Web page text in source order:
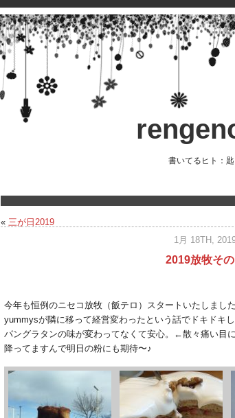
書いてるヒト：
« 三が日2019
1月 18TH,
2019放牧その
今年も恒例のニセコ放牧（飯テロ）スタートいたしました
yummysが隣に移って経営変わったという話でドキドキ
パングラタンの味が変わってなくて安心。←散々痛い目
降ってますんで明日の粉にも期待〜♪